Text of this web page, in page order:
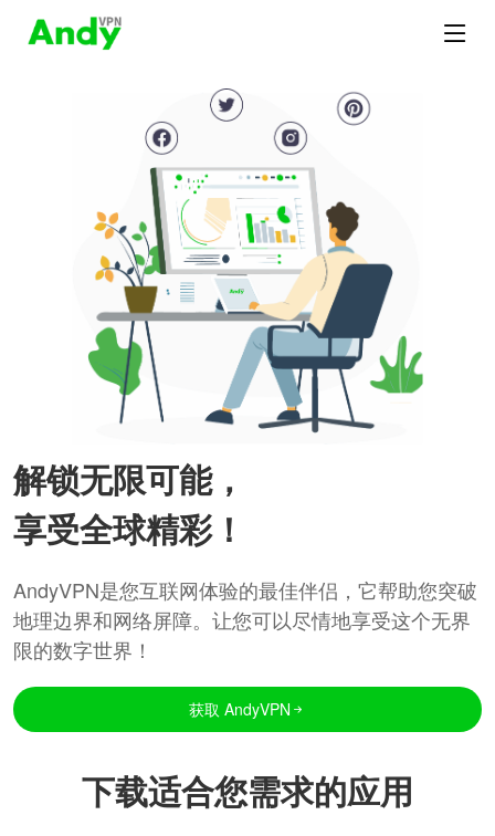
解锁无限可能，
享受全球精彩！
AndyVPN是您互联网体验的最佳伴侣，它帮助您突破
地理边界和网络屏障。让您可以尽情地享受这个无界
限的数字世界！
获取 AndyVPN
下载适合您需求的应用